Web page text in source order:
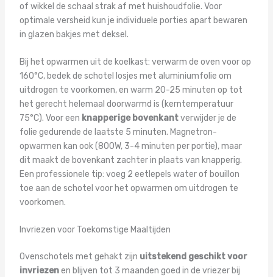
of wikkel de schaal strak af met huishoudfolie. Voor
optimale versheid kun je individuele porties apart bewaren
in glazen bakjes met deksel.
Bij het opwarmen uit de koelkast: verwarm de oven voor op
160°C, bedek de schotel losjes met aluminiumfolie om
uitdrogen te voorkomen, en warm 20-25 minuten op tot
het gerecht helemaal doorwarmd is (kerntemperatuur
75°C). Voor een knapperige bovenkantverwijder je de
folie gedurende de laatste 5 minuten. Magnetron-
opwarmen kan ook (800W, 3-4 minuten per portie), maar
dit maakt de bovenkant zachter in plaats van knapperig.
Een professionele tip: voeg 2 eetlepels water of bouillon
toe aan de schotel voor het opwarmen om uitdrogen te
voorkomen.
Invriezen voor Toekomstige Maaltijden
Ovenschotels met gehakt zijn uitstekend geschikt voor
invriezenen blijven tot 3 maanden goed in de vriezer bij